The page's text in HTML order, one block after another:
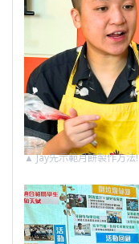
▲Jay先示範月餅製作方法!